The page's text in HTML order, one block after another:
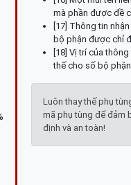
mà phần được đề
[17] Thông tin
bộ phận được chỉ
[18] Vị trí của
thế cho số bộ
Luôn thay thế phụ
mã phụ tùng để đảm
định và an toàn!